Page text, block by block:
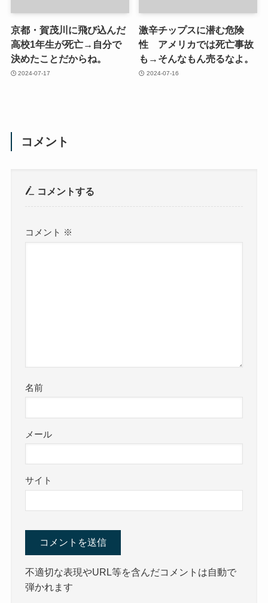
京都・賀茂川に飛び込んだ
高校1年生が死亡→自分で
決めたことだからね。
2024-07-17
激辛チップスに潜む危険
性 アメリカでは死亡事故
も→そんなもん売るなよ。
2024-07-16
コメント
コメントする
コメント ※
名前
メール
サイト
不適切な表現やURL等を含んだコメントは自動で
弾かれます